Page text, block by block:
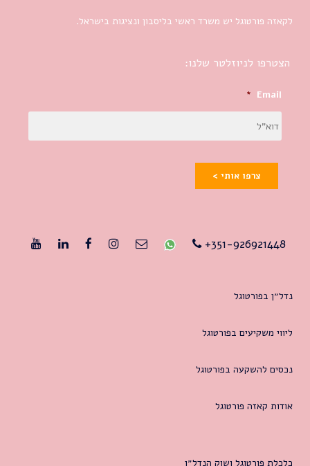
לקאזה פורטוגל יש משרד ראשי בליסבון ונציגות בישראל.
הצטרפו לניוזלטר שלנו:
Email
*
צרפו אותי >
351-926921448+
נדל״ן בפורטוגל
ליווי משקיעים בפורטוגל
נכסים להשקעה בפורטוגל
אודות קאזה פורטוגל
כלכלת פורטוגל ושוק הנדל״ן